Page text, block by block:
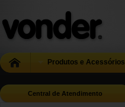
Produtos e Acessórios
Central de Atendimento